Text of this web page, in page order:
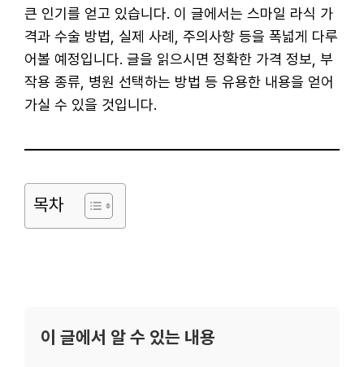
큰 인기를 얻고 있습니다. 이 글에서는 스마일 라식 가
격과 수술 방법, 실제 사례, 주의사항 등을 폭넓게 다루
어볼 예정입니다. 글을 읽으시면 정확한 가격 정보, 부
작용 종류, 병원 선택하는 방법 등 유용한 내용을 얻어
가실 수 있을 것입니다.
목차
이 글에서 알 수 있는 내용